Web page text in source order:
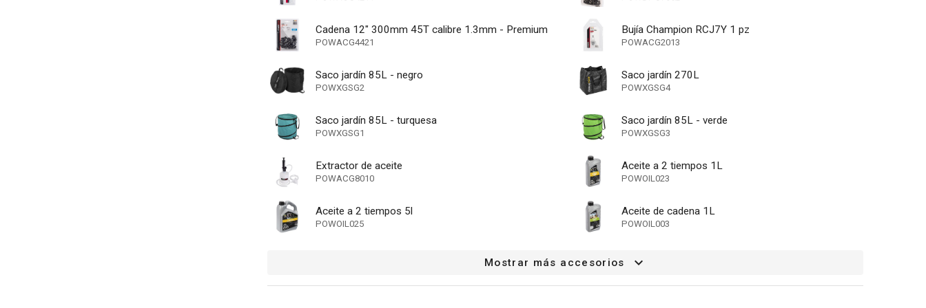
Embrague de alta resistencia
Protector de mano de freno automático
Engrasador automático de cadena
Soborno bajo
Bombilla de imprimación
Ajuste rápido de la cadena sin herramientas
Motor de manivela completo
Galga de cadena
630 mm
11600 min-1
Cadena 12" 300mm 45T calibre 1.3mm - Premium
POWACG4421
Bujía Champion RCJ7Y 1 pz
POWACG2013
Saco jardín 85L - negro
POWXGSG2
Saco jardín 270L
POWXGSG4
Saco jardín 85L - turquesa
POWXGSG1
Saco jardín 85L - verde
POWXGSG3
Extractor de aceite
POWACG8010
Aceite a 2 tiempos 1L
POWOIL023
Aceite a 2 tiempos 5l
POWOIL025
Aceite de cadena 1L
POWOIL003
Mostrar más accesorios